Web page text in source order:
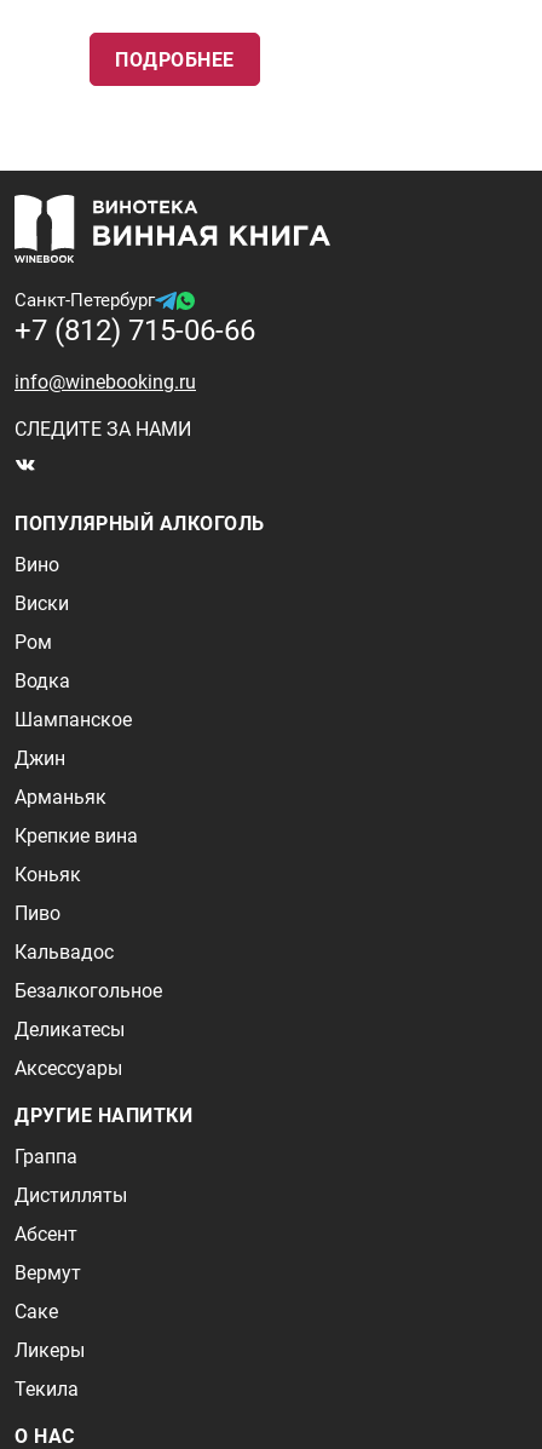
ПОДРОБНЕЕ
Санкт-Петербург
+7 (812) 715-06-66
info@winebooking.ru
СЛЕДИТЕ ЗА НАМИ
ПОПУЛЯРНЫЙ АЛКОГОЛЬ
Вино
Виски
Ром
Водка
Шампанское
Джин
Арманьяк
Крепкие вина
Коньяк
Пиво
Кальвадос
Безалкогольное
Деликатесы
Аксессуары
ДРУГИЕ НАПИТКИ
Граппа
Дистилляты
Абсент
Вермут
Саке
Ликеры
Текила
О НАС